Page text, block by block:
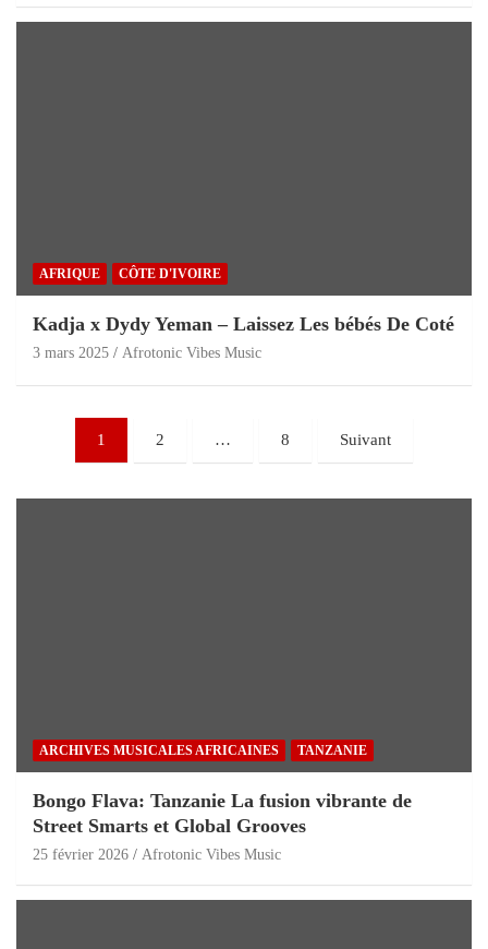
AFRIQUE CÔTE D'IVOIRE
Kadja x Dydy Yeman – Laissez Les bébés De Coté
3 mars 2025 Afrotonic Vibes Music
1 2 … 8 Suivant
ARCHIVES MUSICALES AFRICAINES TANZANIE
Bongo Flava: Tanzanie La fusion vibrante de
Street Smarts et Global Grooves
25 février 2026 Afrotonic Vibes Music